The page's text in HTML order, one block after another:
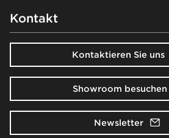
Kontakt
Kontaktieren Sie uns
Showroom besuchen
Newsletter